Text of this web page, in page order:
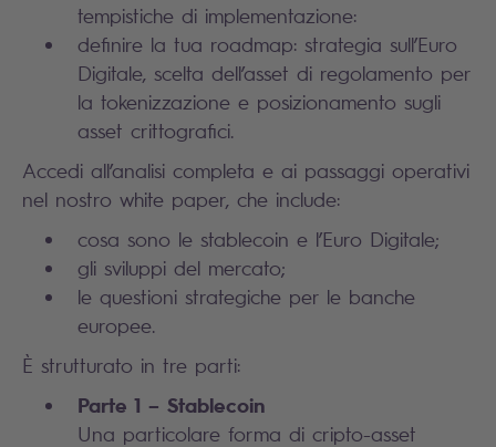
tempistiche di implementazione:
definire la tua roadmap: strategia sull’Euro
Digitale, scelta dell’asset di regolamento per
la tokenizzazione e posizionamento sugli
asset crittografici.
Accedi all’analisi completa e ai passaggi operativi
nel nostro white paper, che include:
cosa sono le stablecoin e l’Euro Digitale;
gli sviluppi del mercato;
le questioni strategiche per le banche
europee.
È strutturato in tre parti:
Parte 1 – Stablecoin
Una particolare forma di cripto-asset